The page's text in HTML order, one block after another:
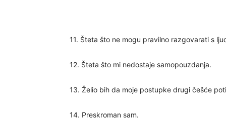
11. Šteta što ne mogu pravilno razgovarati s
12. Šteta što mi nedostaje samopouzdanja.
13. Želio bih da moje postupke drugi češće
14. Preskroman sam.